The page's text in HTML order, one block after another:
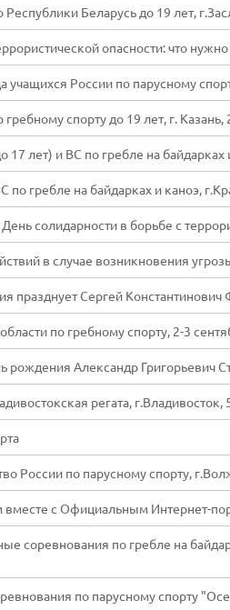
Беларусь до 19 лет,
опасности: что нужно
учащихся России по парусному
спорту до 19 лет, г. Казань,
17 лет) и ВС по гребле на
по гребле на байдарках и каноэ,
солидарности в борьбе с
в случае возникновения
празднует Сергей Константинович
по гребному спорту, 2-3
рождения Александр Григорьевич
регата, г.Владивосток,
России по парусному спорту,
вместе с Официальным Интернет-
соревнования по гребле на
по парусному спорту